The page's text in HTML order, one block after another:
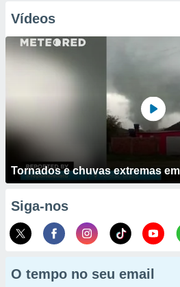
Vídeos
Tornados e chuvas extremas
Siga-nos
O tempo no seu email